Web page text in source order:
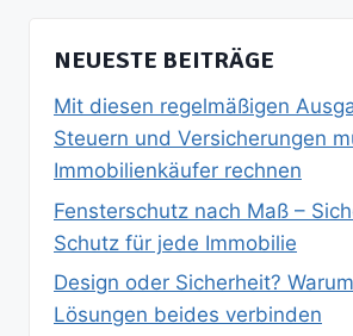
NEUESTE BEITRÄGE
Mit diesen regelmäßigen
Steuern und Versicherungen
Immobilienkäufer rechnen
Fensterschutz nach Maß –
Schutz für jede Immobilie
Design oder Sicherheit?
Lösungen beides verbinden